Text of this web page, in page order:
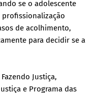
se o adolescente
profissionalização
de acolhimento,
para decidir se a
Justiça,
e Programa das